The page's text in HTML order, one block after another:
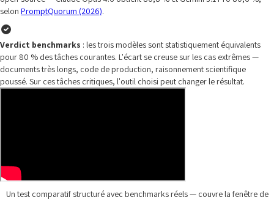
selon PromptQuorum (2026).
Verdict benchmarks : les trois modèles sont statistiquement équivalents
pour 80 % des tâches courantes. L'écart se creuse sur les cas extrêmes —
documents très longs, code de production, raisonnement scientifique
poussé. Sur ces tâches critiques, l'outil choisi peut changer le résultat.
Un test comparatif structuré avec benchmarks réels — couvre la fenêtre de